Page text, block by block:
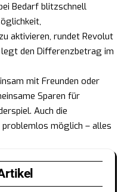
Bedarf blitzschnell
aktivieren, rundet Revolut
den Differenzbetrag im
mit Freunden oder
Sparen für
Auch die
möglich – alles